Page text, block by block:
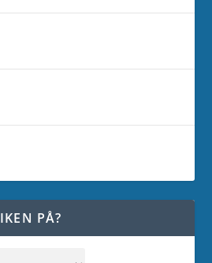
PÅ?